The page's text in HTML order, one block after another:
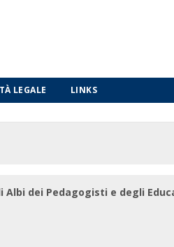
LEGALE
LINKS
Albi dei Pedagogisti e degli